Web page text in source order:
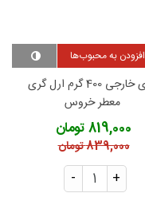
افزودن به محبوب‌ها
چای خارجی 400 گرم ارل گری
معطر خروس
819,000 تومان
839,000 تومان
- +